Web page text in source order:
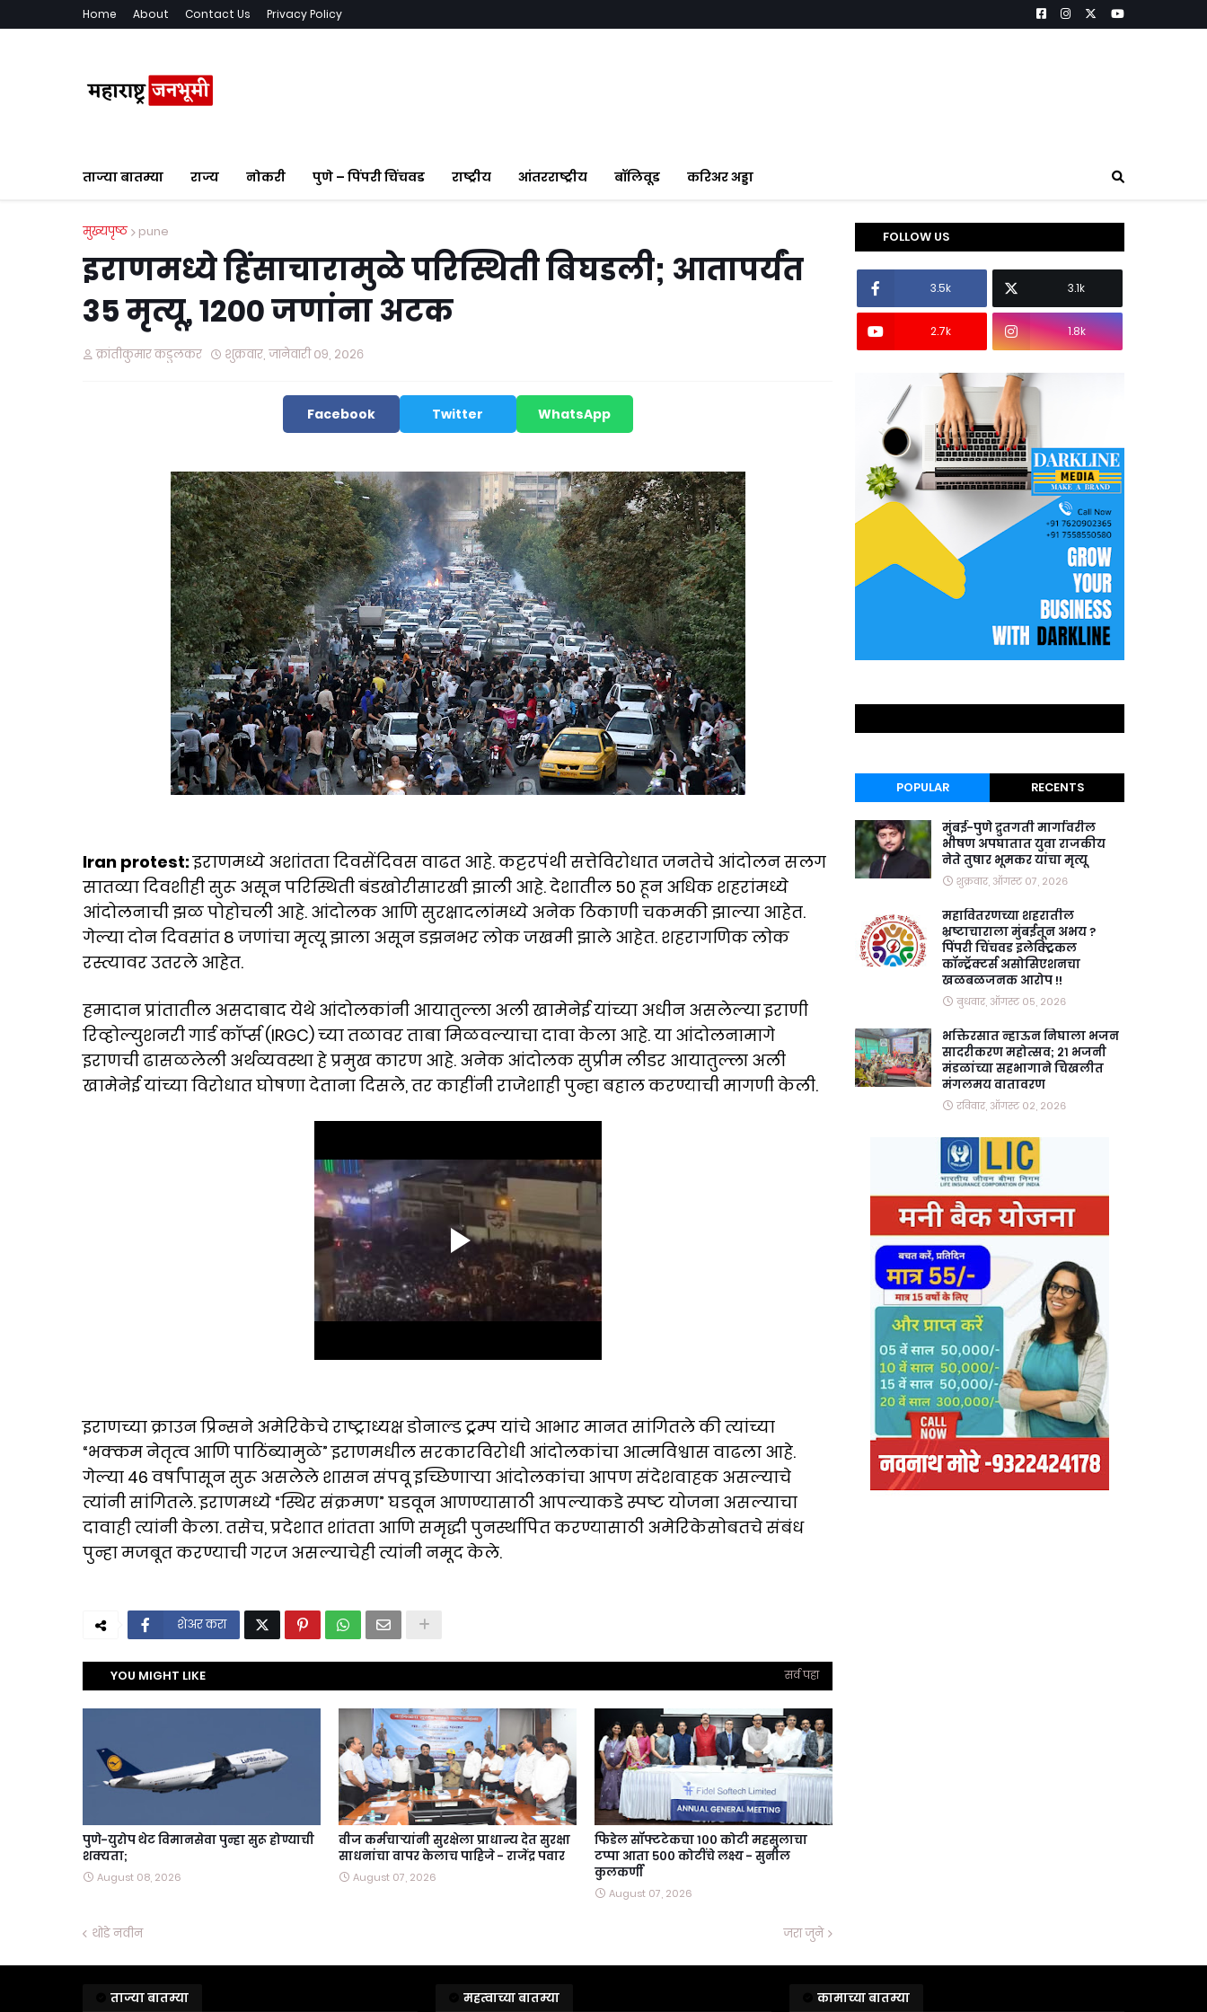
Home About Contact Us Privacy Policy
ताज्या बातम्या राज्य नोकरी पुणे – पिंपरी चिंचवड राष्ट्रीय आंतरराष्ट्रीय बॉलिवूड करिअर अड्डा
मुख्यपृष्ठ pune
इराणमध्ये हिंसाचारामुळे परिस्थिती बिघडली; आतापर्यंत
35 मृत्यू, 1200 जणांना अटक
क्रांतीकुमार कडुलकर शुक्रवार, जानेवारी ०९, २०२६
Facebook Twitter WhatsApp
Iran protest:इराणमध्ये अशांतता दिवसेंदिवस वाढत आहे. कट्टरपंथी सत्तेविरोधात जनतेचे आंदोलन सलग
सातव्या दिवशीही सुरू असून परिस्थिती बंडखोरीसारखी झाली आहे. देशातील 50 हून अधिक शहरांमध्ये
आंदोलनाची झळ पोहोचली आहे. आंदोलक आणि सुरक्षादलांमध्ये अनेक ठिकाणी चकमकी झाल्या आहेत.
गेल्या दोन दिवसांत 8 जणांचा मृत्यू झाला असून डझनभर लोक जखमी झाले आहेत. शहरागणिक लोक
रस्त्यावर उतरले आहेत.
हमादान प्रांतातील असदाबाद येथे आंदोलकांनी आयातुल्ला अली खामेनेई यांच्या अधीन असलेल्या इराणी
रिव्होल्युशनरी गार्ड कॉर्प्स (IRGC) च्या तळावर ताबा मिळवल्याचा दावा केला आहे. या आंदोलनामागे
इराणची ढासळलेली अर्थव्यवस्था हे प्रमुख कारण आहे. अनेक आंदोलक सुप्रीम लीडर आयातुल्ला अली
खामेनेई यांच्या विरोधात घोषणा देताना दिसले, तर काहींनी राजेशाही पुन्हा बहाल करण्याची मागणी केली.
इराणच्या क्राउन प्रिन्सने अमेरिकेचे राष्ट्राध्यक्ष डोनाल्ड ट्रम्प यांचे आभार मानत सांगितले की त्यांच्या
“भक्कम नेतृत्व आणि पाठिंब्यामुळे” इराणमधील सरकारविरोधी आंदोलकांचा आत्मविश्वास वाढला आहे.
गेल्या 46 वर्षांपासून सुरू असलेले शासन संपवू इच्छिणाऱ्या आंदोलकांचा आपण संदेशवाहक असल्याचे
त्यांनी सांगितले. इराणमध्ये “स्थिर संक्रमण” घडवून आणण्यासाठी आपल्याकडे स्पष्ट योजना असल्याचा
दावाही त्यांनी केला. तसेच, प्रदेशात शांतता आणि समृद्धी पुनर्स्थापित करण्यासाठी अमेरिकेसोबतचे संबंध
पुन्हा मजबूत करण्याची गरज असल्याचेही त्यांनी नमूद केले.
शेअर करा
YOU MIGHT LIKE सर्व पहा
पुणे-युरोप थेट विमानसेवा पुन्हा सुरू होण्याची
शक्यता;
August 08, 2026
वीज कर्मचाऱ्यांनी सुरक्षेला प्राधान्य देत सुरक्षा
साधनांचा वापर केलाच पाहिजे - राजेंद्र पवार
August 07, 2026
फिडेल सॉफ्टटेकचा १०० कोटी महसुलाचा
टप्पा आता ५०० कोटींचे लक्ष्य - सुनील
कुलकर्णी
August 07, 2026
थोडे नवीन जरा जुने
FOLLOW US
3.5k 3.1k
2.7k 1.8k
POPULAR RECENTS
मुंबई-पुणे द्रुतगती मार्गावरील
भीषण अपघातात युवा राजकीय
नेते तुषार भूमकर यांचा मृत्यू
शुक्रवार, ऑगस्ट ०७, २०२६
महावितरणच्या शहरातील
भ्रष्टाचाराला मुंबईतून अभय ?
पिंपरी चिंचवड इलेक्ट्रिकल
कॉन्ट्रॅक्टर्स असोसिएशनचा
खळबळजनक आरोप !!
बुधवार, ऑगस्ट ०५, २०२६
भक्तिरसात न्हाऊन निघाला भजन
सादरीकरण महोत्सव; २१ भजनी
मंडळांच्या सहभागाने चिखलीत
मंगलमय वातावरण
रविवार, ऑगस्ट ०२, २०२६
ताज्या बातम्या महत्वाच्या बातम्या कामाच्या बातम्या